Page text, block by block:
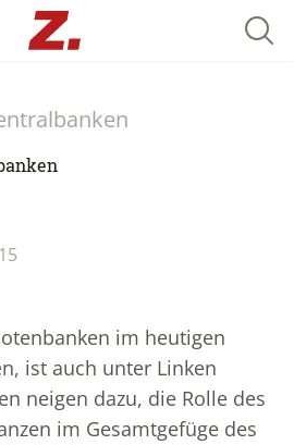
im heutigen
ist auch unter Linken
neigen dazu, die Rolle des
im Gesamtgefüge des